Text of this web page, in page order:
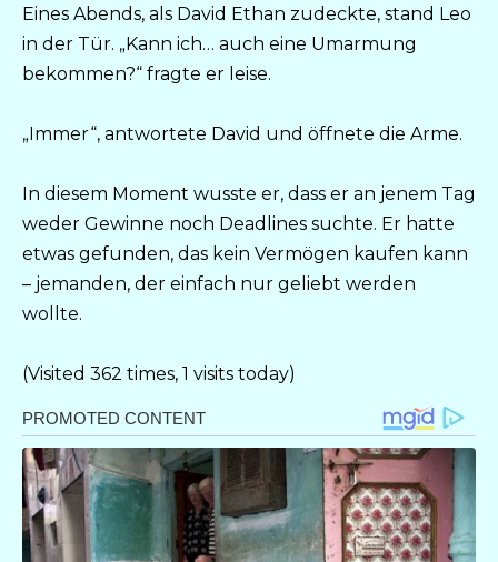
Eines Abends, als David Ethan zudeckte, stand Leo
in der Tür. „Kann ich… auch eine Umarmung
bekommen?“ fragte er leise.
„Immer“, antwortete David und öffnete die Arme.
In diesem Moment wusste er, dass er an jenem Tag
weder Gewinne noch Deadlines suchte. Er hatte
etwas gefunden, das kein Vermögen kaufen kann
– jemanden, der einfach nur geliebt werden
wollte.
(Visited 362 times, 1 visits today)